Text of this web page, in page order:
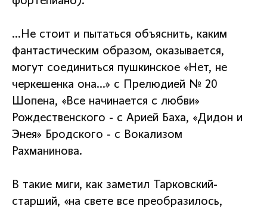
…Не стоит и пытаться объяснить, каким
фантастическим образом, оказывается,
могут соединиться пушкинское «Нет, не
черкешенка она…» с Прелюдией № 20
Шопена, «Все начинается с любви»
Рождественского - с Арией Баха, «Дидон и
Энея» Бродского - с Вокализом
Рахманинова.
В такие миги, как заметил Тарковский-
старший, «на свете все преобразилось,